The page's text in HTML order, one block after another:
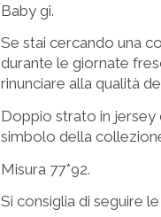
Baby gi.
Se stai cercando una
durante le giornate
rinunciare alla qualità
Doppio strato in jersey
simbolo della
Misura 77*92.
Si consiglia di seguire